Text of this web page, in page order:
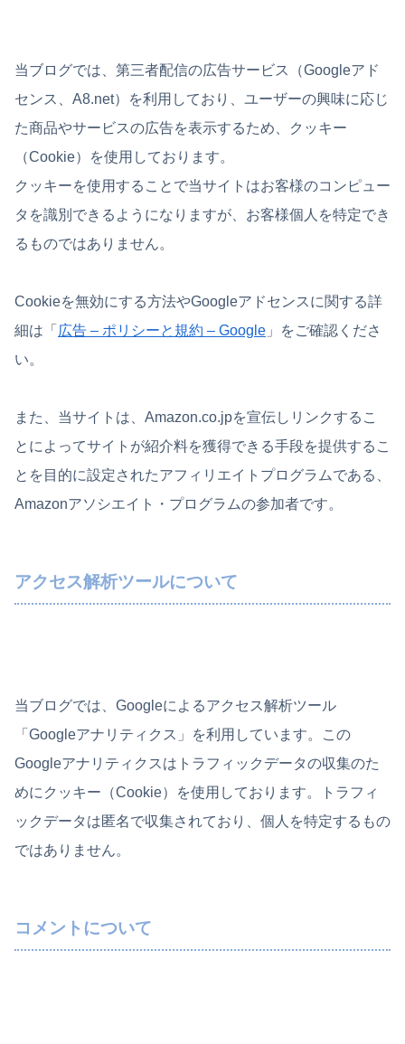
当ブログでは、第三者配信の広告サービス（Googleアド
センス、A8.net）を利用しており、ユーザーの興味に応じ
た商品やサービスの広告を表示するため、クッキー
（Cookie）を使用しております。
クッキーを使用することで当サイトはお客様のコンピュー
タを識別できるようになりますが、お客様個人を特定でき
るものではありません。
Cookieを無効にする方法やGoogleアドセンスに関する詳
細は「 広告 – ポリシーと規約 – Google 」をご確認くださ
い。
また、当サイトは、Amazon.co.jpを宣伝しリンクするこ
とによってサイトが紹介料を獲得できる手段を提供するこ
とを目的に設定されたアフィリエイトプログラムである、
Amazonアソシエイト・プログラムの参加者です。
アクセス解析ツールについて
当ブログでは、Googleによるアクセス解析ツール
「Googleアナリティクス」を利用しています。この
Googleアナリティクスはトラフィックデータの収集のた
めにクッキー（Cookie）を使用しております。トラフィ
ックデータは匿名で収集されており、個人を特定するもの
ではありません。
コメントについて